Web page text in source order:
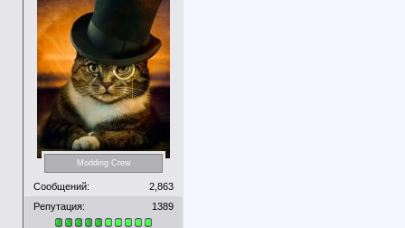
Modding Crew
Сообщений:
2,863
Репутация:
1389